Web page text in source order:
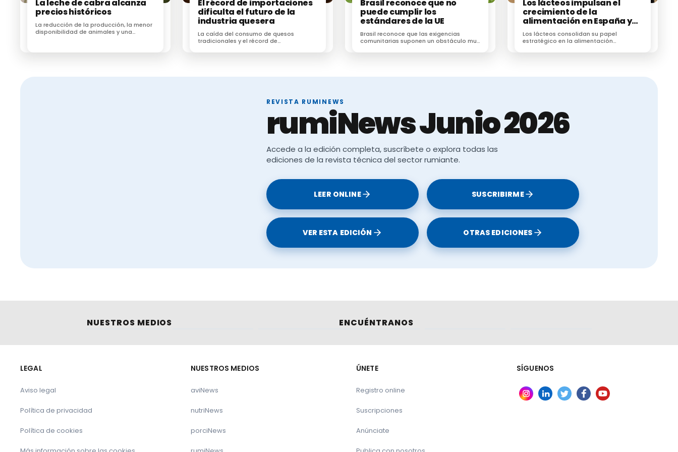
Te puede interesar:
La leche de cabra alcanza
precios históricos
La reducción de la producción, la menor
disponibilidad de animales y una
El récord de importaciones
dificulta el futuro de la
industria quesera
La caída del consumo de quesos
tradicionales y el récord de
una parte de la industria quesera
Brasil reconoce que no
puede cumplir los
estándares de la UE
Brasil reconoce que las exigencias
comunitarias suponen un obstáculo muy
brasileño
Los lácteos impulsan el
crecimiento de la
alimentación en España y
lideran la innovación del
sector
Los lácteos consolidan su papel
estratégico en la alimentación
crecimiento del mercado y la
REVISTA RUMINEWS
rumiNews Junio 2026
Accede a la edición completa, suscríbete o explora todas las
ediciones de la revista técnica del sector rumiante.
LEER ONLINE SUSCRIBIRME
VER ESTA EDICIÓN OTRAS EDICIONES
NUESTROS MEDIOS ENCUÉNTRANOS
LEGAL
Aviso legal
Política de privacidad
Política de cookies
NUESTROS MEDIOS
aviNews
nutriNews
porciNews
ÚNETE
Registro online
Suscripciones
Anúnciate
SÍGUENOS